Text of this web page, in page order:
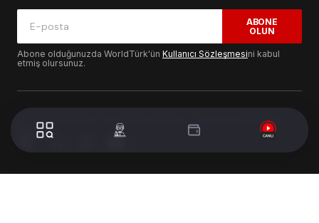
ABONE
OLUN
Abone olduğunuzda WorldTürk'ün Kullanıcı Sözleşmesini kabul
etmiş olursunuz.
© 2024 WorldTurk. Tüm Hakları Saklıdır. - Tasarım & Geliştirme :
Volion's